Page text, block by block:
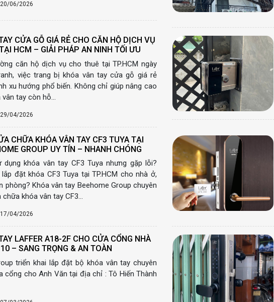
20/06/2026
CỬA GỖ GIÁ RẺ CHO CĂN HỘ DỊCH VỤ
HCM – GIẢI PHÁP AN NINH TỐI ƯU
căn hộ dịch vụ cho thuê tại TP.HCM ngày
việc trang bị khóa vân tay cửa gỗ giá rẻ
xu hướng phổ biến. Không chỉ giúp nâng cao
tay còn hỗ…
04/2026
CHỮA KHÓA VÂN TAY CF3 TUYA TẠI
GROUP UY TÍN – NHANH CHÓNG
dụng khóa vân tay CF3 Tuya nhưng gặp lỗi?
đặt khóa CF3 Tuya tại TP.HCM cho nhà ở,
phòng? Khóa vân tay Beehome Group chuyên
khóa vân tay CF3…
17/04/2026
LAFFER A18-2F CHO CỬA CỔNG NHÀ
– SANG TRỌNG & AN TOÀN
triển khai lắp đặt bộ khóa vân tay chuyên
cổng cho Anh Văn tại địa chỉ : Tô Hiến Thành